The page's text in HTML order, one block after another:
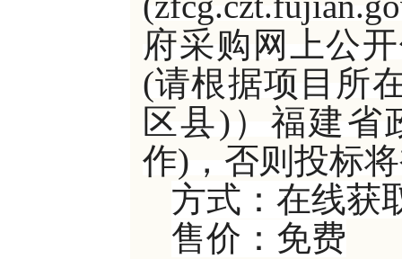
府采购网上公
(请根据项目所
区县)）福建省
作)，否则投标
方式：在线获
售价：免费